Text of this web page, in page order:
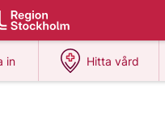
för 1177
har valt region
in
Hitta vård
på 1177.se